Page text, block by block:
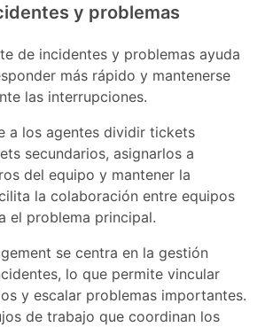
y problemas
de incidentes y problemas ayuda
más rápido y mantenerse
las interrupciones.
a los agentes dividir tickets
secundarios, asignarlos a
del equipo y mantener la
la colaboración entre equipos
el problema principal.
se centra en la gestión
lo que permite vincular
y escalar problemas importantes.
de trabajo que coordinan los